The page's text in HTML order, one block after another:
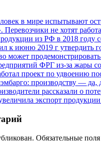
в мире испытывают
Перевозчики не хотят
из РФ в 2018 году
к июню 2019 г утвердить
может
ФРГ из-за жары
проект по удвоению
производству —
рассказали о
экспорт
Обязательные